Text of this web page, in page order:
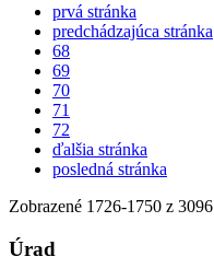
prvá stránka
predchádzajúca stránka
68
69
70
71
72
ďalšia stránka
posledná stránka
Zobrazené 1726-1750 z 3096
Úrad